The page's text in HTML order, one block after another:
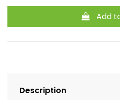
Add
Description